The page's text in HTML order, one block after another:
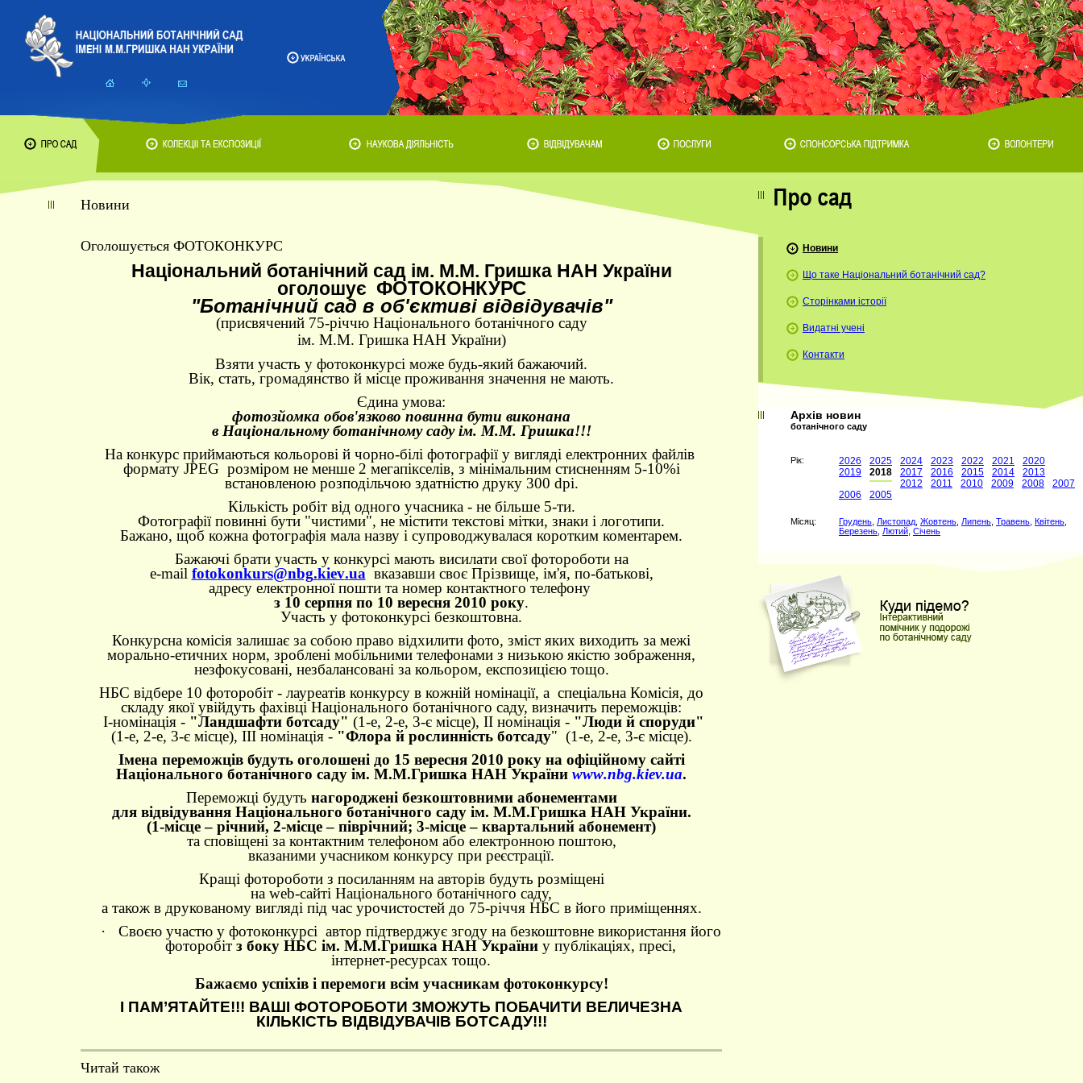
Новини
Оголошується ФОТОКОНКУРС
Національний ботанічний сад ім. М.М. Гришка НАН України
оголошує ФОТОКОНКУРС
"Ботанічний сад в об'єктиві відвідувачів"
(присвячений 75-річчю Національного ботанічного саду
ім. М.М. Гришка НАН України)
Взяти участь у фотоконкурсі може будь-який бажаючий.
Вік, стать, громадянство й місце проживання значення не мають.
Єдина умова:
фотозйомка обов'язково повинна бути виконана
в Національному ботанічному саду ім. М.М. Гришка!!!
На конкурс приймаються кольорові й чорно-білі фотографії у вигляді електронних файлів
формату JPEG розміром не менше 2 мегапікселів, з мінімальним стисненням 5-10%і
встановленою розподільчою здатністю друку 300 dpi.
Кількість робіт від одного учасника - не більше 5-ти.
Фотографії повинні бути "чистими", не містити текстові мітки, знаки і логотипи.
Бажано, щоб кожна фотографія мала назву і супроводжувалася коротким коментарем.
Бажаючі брати участь у конкурсі мають висилати свої фотороботи на
e-maіl fotokonkurs@nbg.kiev.ua вказавши своє Прізвище, ім'я, по-батькові,
адресу електронної пошти та номер контактного телефону
з 10 серпня по 10 вересня 2010 року.
Участь у фотоконкурсі безкоштовна.
Конкурсна комісія залишає за собою право відхилити фото, зміст яких виходить за межі
морально-етичних норм, зроблені мобільними телефонами з низькою якістю зображення,
незфокусовані, незбалансовані за кольором, експозицією тощо.
НБС відбере 10 фоторобіт - лауреатів конкурсу в кожній номінації, а спеціальна Комісія, до
складу якої увійдуть фахівці Національного ботанічного саду, визначить переможців:
І-номінація - "Ландшафти ботсаду" (1-е, 2-е, 3-є місце), ІІ номінація - "Люди й споруди"
(1-е, 2-е, 3-є місце), ІІІ номінація - "Флора й рослинність ботсаду" (1-е, 2-е, 3-є місце).
Імена переможців будуть оголошені до 15 вересня 2010 року на офіційному сайті
Національного ботанічного саду ім. М.М.Гришка НАН України www.nbg.kiev.ua.
Переможці будуть нагороджені безкоштовними абонементами
для відвідування Національного ботанічного саду ім. М.М.Гришка НАН України.
(1-місце – річний, 2-місце – піврічний; 3-місце – квартальний абонемент)
та сповіщені за контактним телефоном або електронною поштою,
вказаними учасником конкурсу при реєстрації.
Кращі фотороботиз посиланням на авторів будуть розміщені
на web-сайті Національного ботанічного саду,
а також в друкованому вигляді під час урочистостей до 75-річчя НБС в його приміщеннях.
·
Своєю участю у фотоконкурсі автор підтверджує згоду на безкоштовне використання його
фоторобіт з боку НБС ім. М.М.Гришка НАН України у публікаціях, пресі,
інтернет-ресурсах тощо.
Бажаємо успіхів і перемоги всім учасникам фотоконкурсу!
І ПАМ’ЯТАЙТЕ!!! ВАШІ ФОТОРОБОТИ ЗМОЖУТЬ ПОБАЧИТИ ВЕЛИЧЕЗНА
КІЛЬКІСТЬ ВІДВІДУВАЧІВ БОТСАДУ!!!
Читай також
Новини
Що таке Національний ботанічний сад?
Сторінками історії
Видатні учені
Контакти
Архів новин
ботанічного саду
Рiк: 2026 2025 2024 2023 2022 2021
2020
2019
2018 2017 2016 2015 2014
2013
2012
2011 2010 2009 2008
2007
2006
2005
Мiсяц: Грудень Листопад Жовтень Липень Травень Квітень
Березень Лютий Січень